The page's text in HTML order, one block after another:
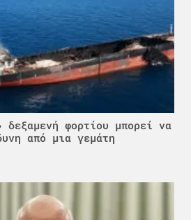
δεξαμενή φορτίου μπορεί να
από μια γεμάτη